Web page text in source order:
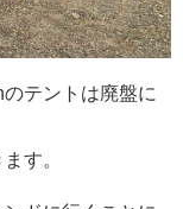
テントは廃盤に
す。